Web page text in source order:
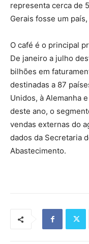
representa cerca de
Gerais fosse um
O café é o principal
De janeiro a julho
bilhões em
destinadas a 87
Unidos, à Alemanha
deste ano, o
vendas externas do
dados da Secretaria
Abastecimento.